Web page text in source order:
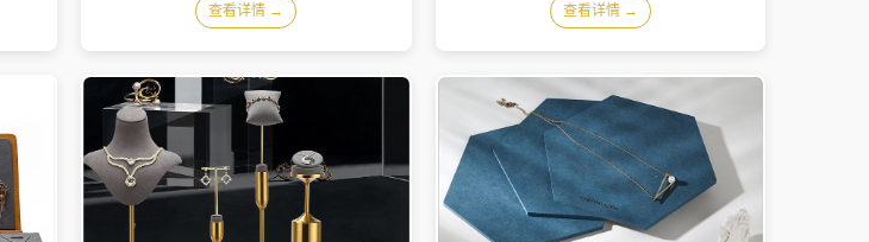
查看详情 → 查看详情 →